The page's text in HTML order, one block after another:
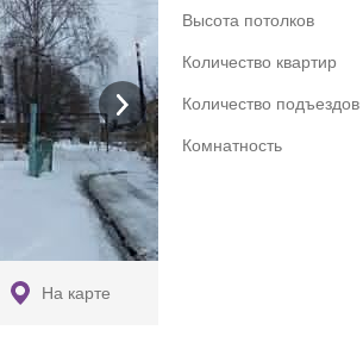
На карте
Высота потолков
Количество квартир
Количество подъездов
Комнатность